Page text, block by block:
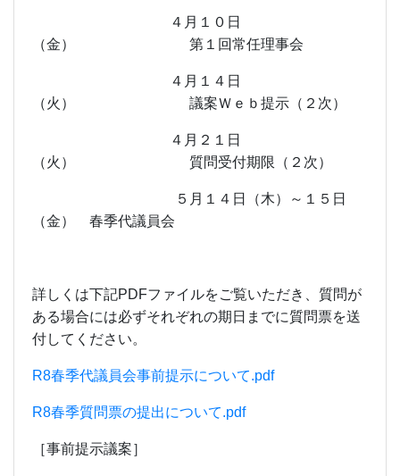
４月１０日
（金） 第１回常任理事会
４月１４日
（火） 議案Ｗｅｂ提示（２次）
４月２１日
（火） 質問受付期限（２次）
５月１４日（木）～１５日
（金） 春季代議員会
詳しくは下記PDFファイルをご覧いただき、質問が
ある場合には必ずそれぞれの期日までに質問票を送
付してください。
R8春季代議員会事前提示について.pdf
R8春季質問票の提出について.pdf
［事前提示議案］